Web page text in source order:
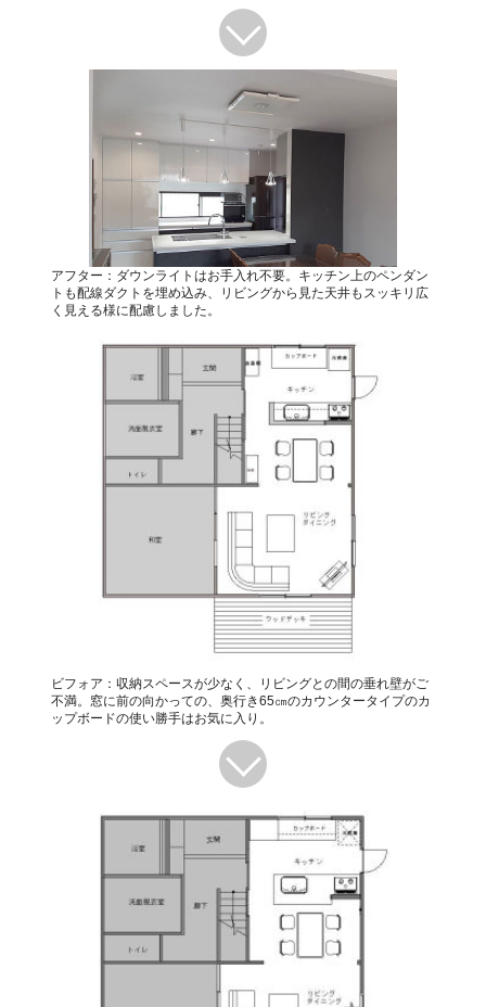
アフター：ダウンライトはお手入れ不要。キッチン上のペンダン
トも配線ダクトを埋め込み、リビングから見た天井もスッキリ広
く見える様に配慮しました。
ビフォア：収納スペースが少なく、リビングとの間の垂れ壁がご
不満。窓に前の向かっての、奥行き65㎝のカウンタータイプのカ
ップボードの使い勝手はお気に入り。